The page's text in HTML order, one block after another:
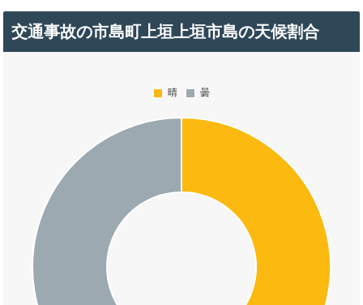
交通事故の市島町上垣上垣市島の天候割合